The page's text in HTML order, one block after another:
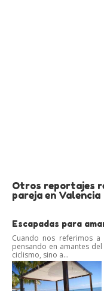
Otros reportajes
pareja en Valencia
Escapadas para
Cuando nos referimos
pensando en amantes
ciclismo, sino a...